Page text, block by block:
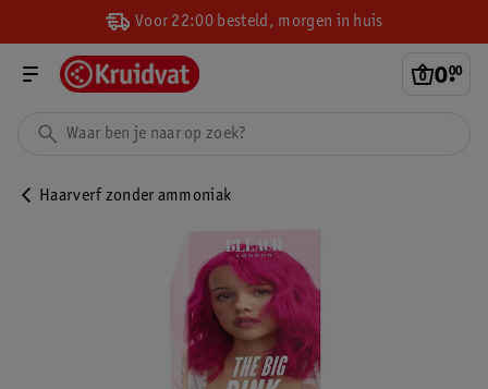
Voor 22:00 besteld, morgen in huis
0.
00
Haarverf zonder ammoniak